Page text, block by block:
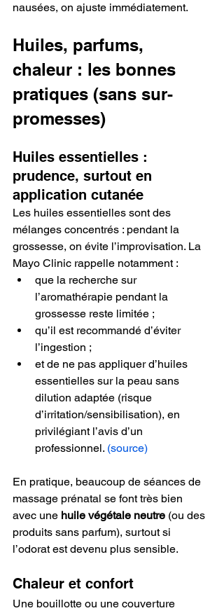
nausées, on ajuste immédiatement.
Huiles, parfums,
chaleur : les bonnes
pratiques (sans sur-
promesses)
Huiles essentielles :
prudence, surtout en
application cutanée
Les huiles essentielles sont des
mélanges concentrés : pendant la
grossesse, on évite l’improvisation. La
Mayo Clinic rappelle notamment :
que la recherche sur
l’aromathérapie pendant la
grossesse reste limitée ;
qu’il est recommandé d’éviter
l’ingestion ;
et de ne pas appliquer d’huiles
essentielles sur la peau sans
dilution adaptée (risque
d’irritation/sensibilisation), en
privilégiant l’avis d’un
professionnel. (source)
En pratique, beaucoup de séances de
massage prénatal se font très bien
avec une huile végétale neutre (ou des
produits sans parfum), surtout si
l’odorat est devenu plus sensible.
Chaleur et confort
Une bouillotte ou une couverture